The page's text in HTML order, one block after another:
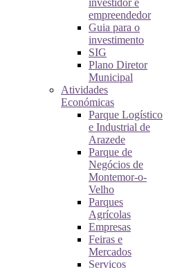
investidor e
empreendedor
Guia para o
investimento
SIG
Plano Diretor
Municipal
Atividades
Económicas
Parque Logístico
e Industrial de
Arazede
Parque de
Negócios de
Montemor-o-
Velho
Parques
Agrícolas
Empresas
Feiras e
Mercados
Serviços